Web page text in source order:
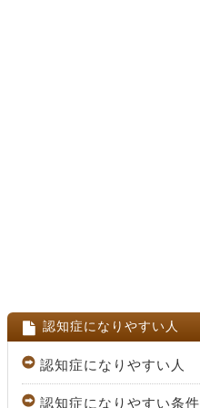
認知症になりやすい人
認知症になりやすい人
認知症になりやすい条件